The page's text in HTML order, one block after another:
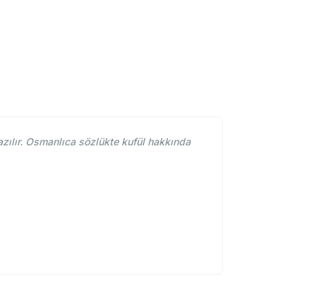
Osmanlıca sözlükte kufül hakkında